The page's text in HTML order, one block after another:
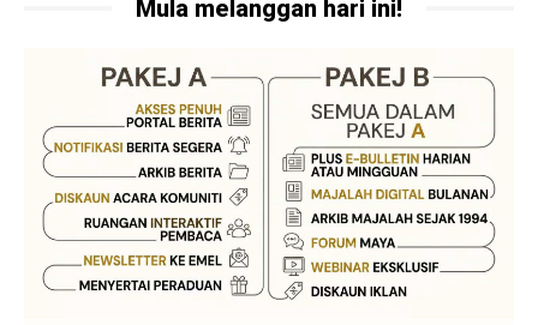
Mula melanggan hari ini!